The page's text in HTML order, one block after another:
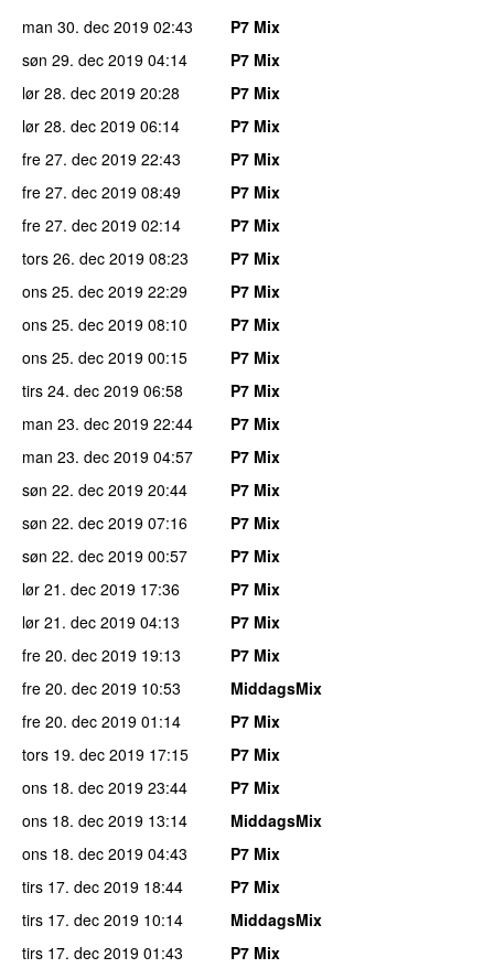
man 30. dec 2019 02:43
P7 Mix
søn 29. dec 2019 04:14
P7 Mix
lør 28. dec 2019 20:28
P7 Mix
lør 28. dec 2019 06:14
P7 Mix
fre 27. dec 2019 22:43
P7 Mix
fre 27. dec 2019 08:49
P7 Mix
fre 27. dec 2019 02:14
P7 Mix
tors 26. dec 2019 08:23
P7 Mix
ons 25. dec 2019 22:29
P7 Mix
ons 25. dec 2019 08:10
P7 Mix
ons 25. dec 2019 00:15
P7 Mix
tirs 24. dec 2019 06:58
P7 Mix
man 23. dec 2019 22:44
P7 Mix
man 23. dec 2019 04:57
P7 Mix
søn 22. dec 2019 20:44
P7 Mix
søn 22. dec 2019 07:16
P7 Mix
søn 22. dec 2019 00:57
P7 Mix
lør 21. dec 2019 17:36
P7 Mix
lør 21. dec 2019 04:13
P7 Mix
fre 20. dec 2019 19:13
P7 Mix
fre 20. dec 2019 10:53
MiddagsMix
fre 20. dec 2019 01:14
P7 Mix
tors 19. dec 2019 17:15
P7 Mix
ons 18. dec 2019 23:44
P7 Mix
ons 18. dec 2019 13:14
MiddagsMix
ons 18. dec 2019 04:43
P7 Mix
tirs 17. dec 2019 18:44
P7 Mix
tirs 17. dec 2019 10:14
MiddagsMix
tirs 17. dec 2019 01:43
P7 Mix